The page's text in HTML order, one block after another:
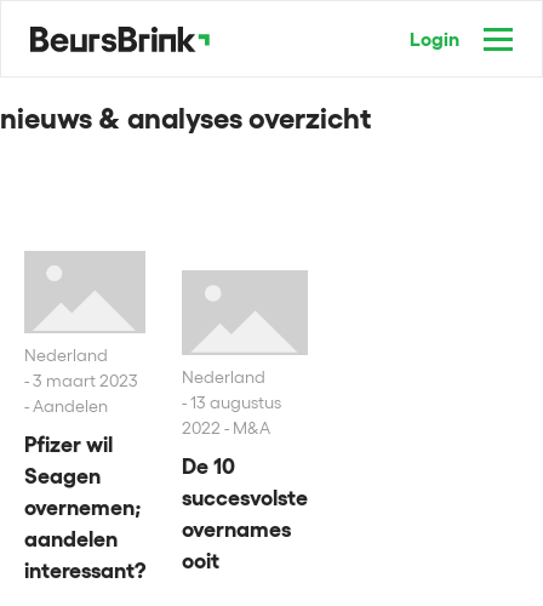
Login
nieuws & analyses overzicht
Nederland
3 maart 2023
- Aandelen
Pfizer wil
Seagen
overnemen;
aandelen
interessant?
Nederland
13 augustus
2022 - M&A
De 10
succesvolste
overnames
ooit